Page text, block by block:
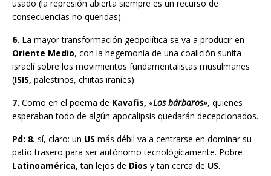
usado (la represión abierta siempre es un recurso de
consecuencias no queridas).
6. La mayor transformación geopolítica se va a producir en
Oriente Medio, con la hegemonía de una coalición sunita-
israelí sobre los movimientos fundamentalistas musulmanes
(ISIS, palestinos, chiitas iraníes).
7. Como en el poema de Kavafis, «Los bárbaros», quienes
esperaban todo de algún apocalipsis quedarán decepcionados.
Pd: 8. sí, claro: un US más débil va a centrarse en dominar su
patio trasero para ser autónomo tecnológicamente. Pobre
Latinoamérica, tan lejos de Dios y tan cerca de US.